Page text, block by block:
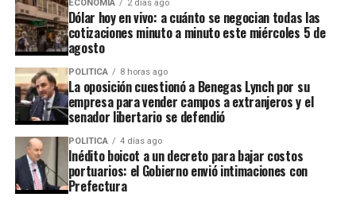
Nicolás Merino
afirmó que “en el último tramo de la jornada logró
quebrar el equilibrio y avanzar levemente hasta un
máximo de$1.500, nivel que volvió a actuar como
resistenciay contuvo la suba, para finalmente cerrar en
$1.499,50. Todo indica que esta zona se ha convertido
en una fuerte resistencia, dificultando por el momento
una consolidación por encima de ese nivel”.
Crecimiento de la cartera de crédito (Mercado
Pago):La expansión de las tarjetas de crédito y
préstamos requiere realizar provisiones contables
por incobrabilidad desde el momento en que se
emiten. Esto genera una presión temporal explícita
Presión competitiva e incertidumbre
macroeconómica:La creciente competencia con
actores globales del
ECONOMIA 2 días ago
Dólar hoy en vivo: a cuánto se negocian todas las
cotizaciones minuto a minuto este miércoles 5 de
agosto
POLITICA 8 horas ago
La oposición cuestionó a Benegas Lynch por su
empresa para vender campos a extranjeros y el
senador libertario se defendió
POLITICA 4 días ago
Inédito boicot a un decreto para bajar costos
portuarios: el Gobierno envió intimaciones con
Prefectura